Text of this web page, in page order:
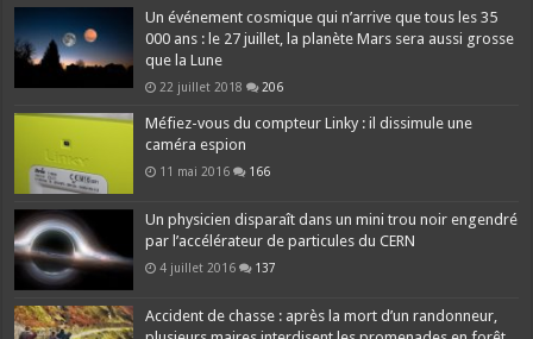
Un événement cosmique qui n’arrive que tous les 35
000 ans : le 27 juillet, la planète Mars sera aussi grosse
que la Lune
22 juillet 2018 206
Méfiez-vous du compteur Linky : il dissimule une
caméra espion
11 mai 2016 166
Un physicien disparaît dans un mini trou noir engendré
par l’accélérateur de particules du CERN
4 juillet 2016 137
Accident de chasse : après la mort d’un randonneur,